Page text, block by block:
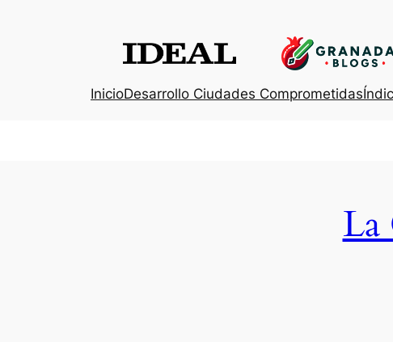
InicioDesarrollo Ciudades Comprometidas
La